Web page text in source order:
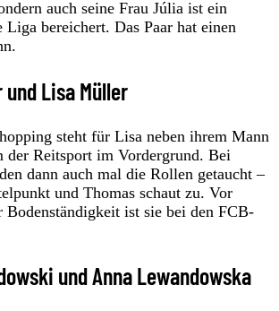
auch seine Frau Júlia ist ein
bereichert. Das Paar hat einen
und Lisa Müller
steht für Lisa neben ihrem Mann
der Reitsport im Vordergrund. Bei
dann auch mal die Rollen getaucht –
und Thomas schaut zu. Vor
Bodenständigkeit ist sie bei den FCB-
und Anna Lewandowska